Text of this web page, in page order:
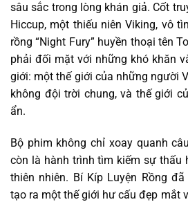
sâu sắc trong lòng khán giả. Cốt
Hiccup, một thiếu niên Viking, vô
rồng “Night Fury” huyền thoại tên
phải đối mặt với những khó khăn
giới: một thế giới của những người
không đội trời chung, và thế giới
ẩn.
Bộ phim không chỉ xoay quanh
còn là hành trình tìm kiếm sự thấu
thiên nhiên. Bí Kíp Luyện Rồng
tạo ra một thế giới hư cấu đẹp mắt